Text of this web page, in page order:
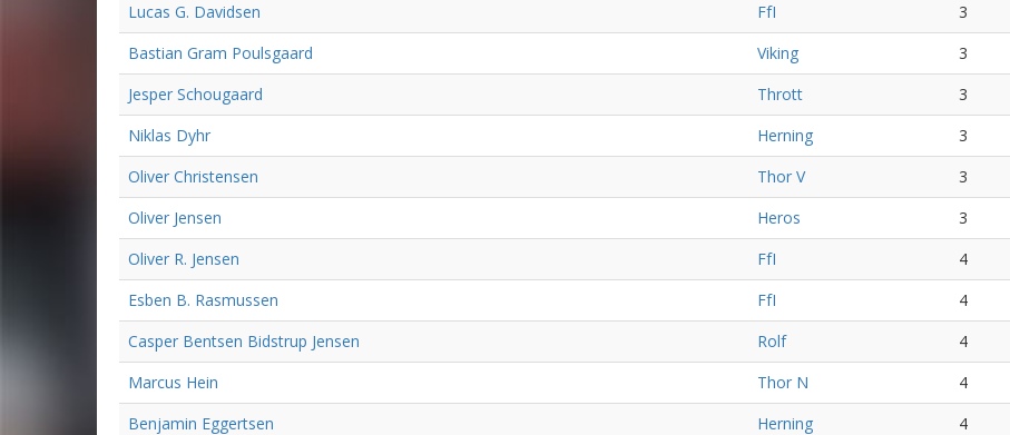
Lucas G. Davidsen
FfI 3
Bastian Gram Poulsgaard
Viking 3
Jesper Schougaard
Thrott 3
Niklas Dyhr
Herning 3
Oliver Christensen
Thor V 3
Oliver Jensen
Heros 3
Oliver R. Jensen
FfI 4
Esben B. Rasmussen
FfI 4
Casper Bentsen Bidstrup Jensen
Rolf 4
Marcus Hein
Thor N 4
Benjamin Eggertsen
Herning 4